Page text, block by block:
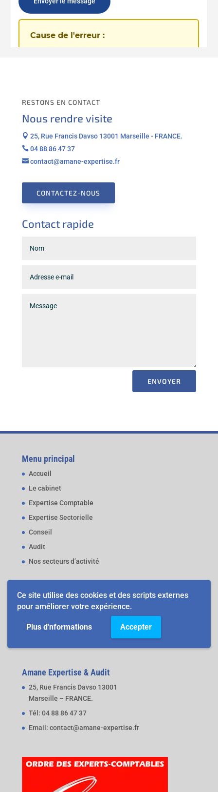
Ce site utilise des cookies et des scripts externes
pour améliorer votre expérience.
Plus d'nformations Accepter
RESTONS EN CONTACT
Nous rendre visite
 25, Rue Francis Davso 13001 Marseille - FRANCE.
04 88 86 47 37
contact@amane-expertise.fr
CONTACTEZ-NOUS
Contact rapide
ENVOYER
Menu principal
Accueil
Le cabinet
Expertise Comptable
Expertise Sectorielle
Conseil
Audit
Nos secteurs d’activité
Informations
Contact
Outils pratiques
Amane Expertise & Audit
25, Rue Francis Davso 13001
Marseille – FRANCE.
Tél: 04 88 86 47 37
Email: contact@amane-expertise.fr